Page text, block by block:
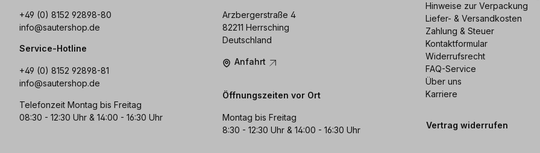
+49 (0) 8152 92898-80
info@sautershop.de
Service-Hotline
+49 (0) 8152 92898-81
info@sautershop.de
Telefonzeit Montag bis Freitag
08:30 - 12:30 Uhr & 14:00 - 16:30 Uhr
Arzbergerstraße 4
82211 Herrsching
Deutschland
Anfahrt
Öffnungszeiten vor Ort
Montag bis Freitag
8:30 - 12:30 Uhr & 14:00 - 16:30 Uhr
Hinweise zur Verpackung
Liefer- & Versandkosten
Zahlung & Steuer
Kontaktformular
Widerrufsrecht
FAQ-Service
Über uns
Karriere
Vertrag widerrufen